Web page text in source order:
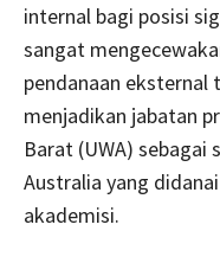
internal bagi posisi
sangat
pendanaan eksternal
menjadikan jabatan
Barat (UWA)
Australia yang
akademisi.